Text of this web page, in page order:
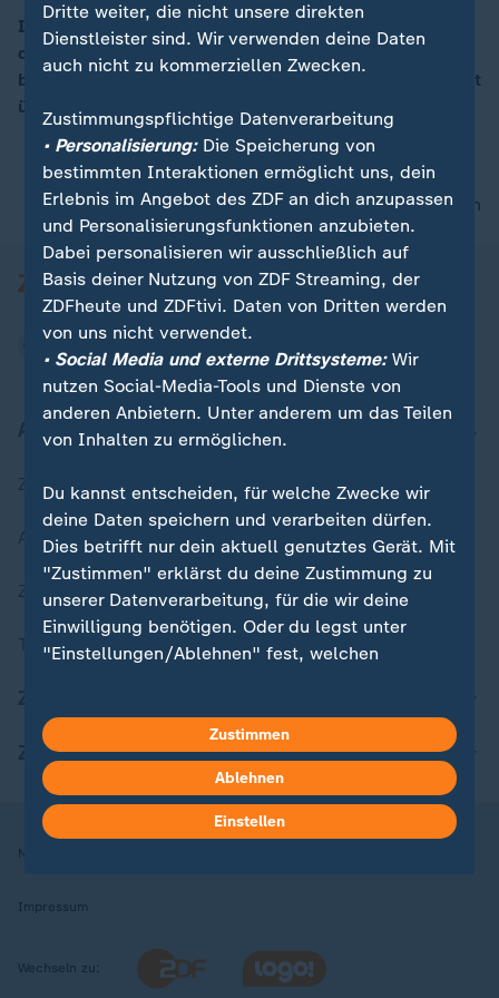
00:15
Im Evian schließen die Staats- und Regierungschefs
der G7-Staaten ihren Gipfel ab. „Donald Trump
braucht Europa, um den Iran-Konflikt einigermaßen gut
über die Bühne zu bekommen“, so Ulf Röller.
nach oben
Aktuell bei ZDFheute
Zuletzt veröffentlicht
Aktuelle Sendungs-Videos
ZDFheute Stories
Themen im Überblick
ZDFheute Apps
Nutzungsbedingungen
Impressum
Wechseln zu:
Dritte weiter, die nicht unsere direkten
Dienstleister sind. Wir verwenden deine Daten
auch nicht zu kommerziellen Zwecken.
Zustimmungspflichtige Datenverarbeitung
• Personalisierung:Die Speicherung von
bestimmten Interaktionen ermöglicht uns, dein
Erlebnis im Angebot des ZDF an dich anzupassen
und Personalisierungsfunktionen anzubieten.
Dabei personalisieren wir ausschließlich auf
Basis deiner Nutzung von ZDF Streaming, der
ZDFheute und ZDFtivi. Daten von Dritten werden
von uns nicht verwendet.
• Social Media und externe Drittsysteme:Wir
nutzen Social-Media-Tools und Dienste von
anderen Anbietern. Unter anderem um das Teilen
von Inhalten zu ermöglichen.
Du kannst entscheiden, für welche Zwecke wir
deine Daten speichern und verarbeiten dürfen.
Dies betrifft nur dein aktuell genutztes Gerät. Mit
"Zustimmen" erklärst du deine Zustimmung zu
unserer Datenverarbeitung, für die wir deine
Einwilligung benötigen. Oder du legst unter
"Einstellungen/Ablehnen" fest, welchen
kannst du jederzeit mit Wirkung für die Zukunft
in deinen Einstellungen widerrufen oder ändern.
Hier findest du das Impressum.
Weitere Informationen findest du in unserer
Zustimmen
Ablehnen
Einstellen